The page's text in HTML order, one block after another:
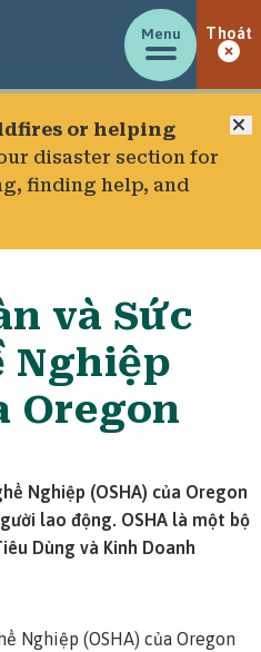
Menu Thoát
or helping
disaster section for
finding help, and
và Sức
Nghiệp
Oregon
Nghiệp (OSHA) của Oregon
lao động. OSHA là một bộ
Dùng và Kinh Doanh
Nghiệp (OSHA) của Oregon